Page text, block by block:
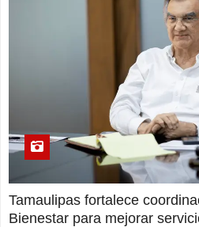
Tamaulipas fortalece
Bienestar para mejorar